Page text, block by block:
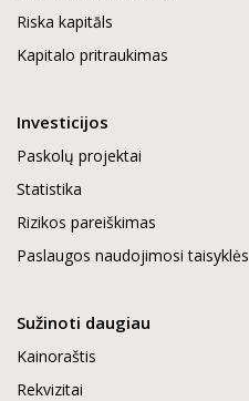
Riska kapitāls
Kapitalo pritraukimas
Investicijos
Paskolų projektai
Statistika
Rizikos pareiškimas
Paslaugos naudojimosi taisyklės
Sužinoti daugiau
Kainoraštis
Rekvizitai